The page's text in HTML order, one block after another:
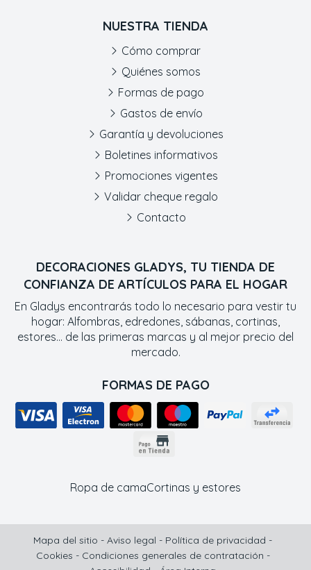
DECORACIONES GLADYS, TU TIENDA DE
CONFIANZA DE ARTÍCULOS PARA EL HOGAR
En Gladys encontrarás todo lo necesario para vestir tu
hogar: Alfombras, edredones, sábanas, cortinas,
estores... de las primeras marcas y al mejor precio del
mercado.
FORMAS DE PAGO
NUESTRA TIENDA
Cómo comprar
Quiénes somos
Formas de pago
Gastos de envío
Garantía y devoluciones
Boletines informativos
Promociones vigentes
Validar cheque regalo
Contacto
Ropa de camaCortinas y estores
Mapa del sitio - Aviso legal - Política de privacidad -
Cookies - Condiciones generales de contratación -